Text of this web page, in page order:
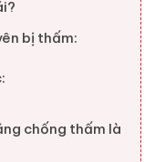
bị thấm:
chống thấm là